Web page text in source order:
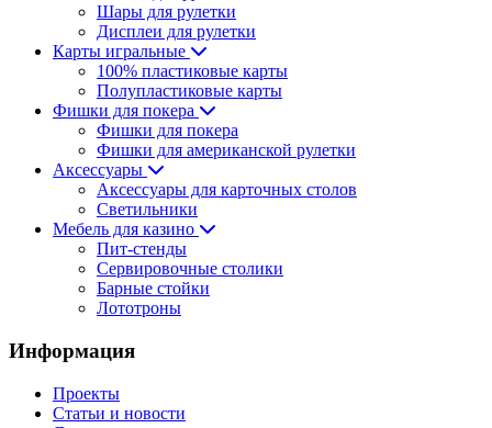
Шары для рулетки
Дисплеи для рулетки
Карты игральные
100% пластиковые карты
Полупластиковые карты
Фишки для покера
Фишки для покера
Фишки для американской рулетки
Аксессуары
Аксессуары для карточных столов
Светильники
Мебель для казино
Пит-стенды
Сервировочные столики
Барные стойки
Лототроны
Информация
Проекты
Статьи и новости